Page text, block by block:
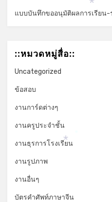
แบบบันทึกขออนุมัติผลการเรียน-
::หมวดหมู่สื่อ::
Uncategorized
ข้อสอบ
งานการ์ดต่างๆ
งานครูประจำชั้น
งานธุรการโรงเรียน
งานรูปภาพ
งานอื่นๆ
บัตรคำศัพท์ภาษาจีน
*
*